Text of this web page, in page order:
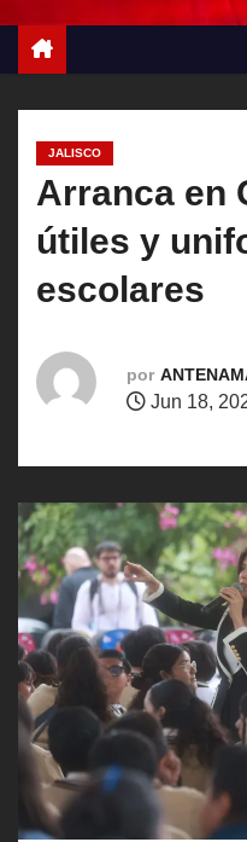
JALISCO
Arranca en
útiles y
escolares
por
Jun 18,